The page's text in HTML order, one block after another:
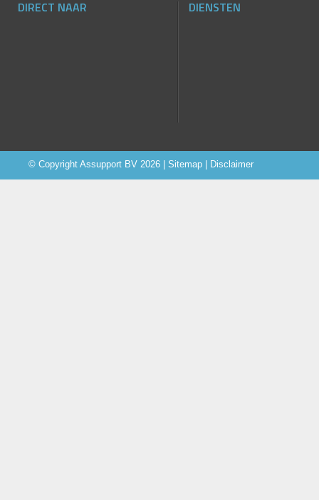
DIRECT NAAR DIENSTEN
© Copyright Assupport BV 2026 | Sitemap Disclaimer